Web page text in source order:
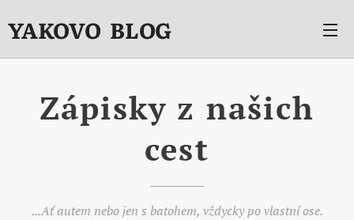
YAKOVO BLOG
Zápisky z našich
cest
...Ať autem nebo jen s batohem, vždycky po vlastní ose.